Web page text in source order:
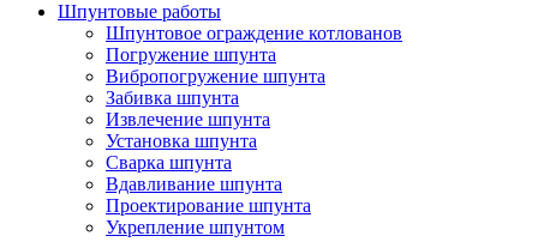
Шпунтовые работы
Шпунтовое ограждение котлованов
Погружение шпунта
Вибропогружение шпунта
Забивка шпунта
Извлечение шпунта
Установка шпунта
Сварка шпунта
Вдавливание шпунта
Проектирование шпунта
Укрепление шпунтом